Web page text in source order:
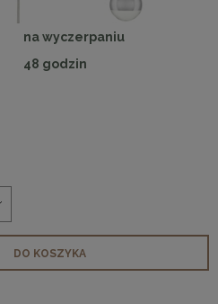
na wyczerpaniu
48 godzin
DO KOSZYKA